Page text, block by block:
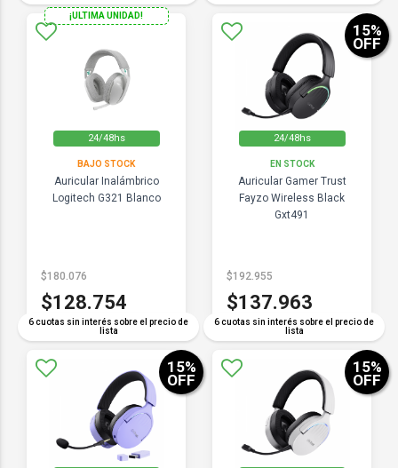
24/48hs
¡ULTIMA UNIDAD!
BAJO STOCK
Auricular Inalámbrico
Logitech G321 Blanco
6 cuotas sin interés sobre el precio de
lista
$180.076
$128.754
24/48hs
EN STOCK
Auricular Gamer Trust
Fayzo Wireless Black
Gxt491
6 cuotas sin interés sobre el precio de
lista
15%
OFF
$192.955
$137.963
15%
OFF
15%
OFF